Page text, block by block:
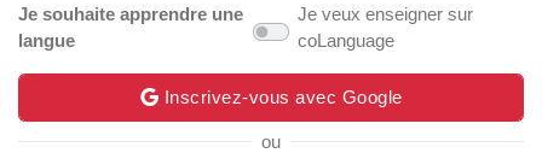
Je souhaite apprendre une
langue
Je veux enseigner sur
coLanguage
Inscrivez-vous avec Google
ou